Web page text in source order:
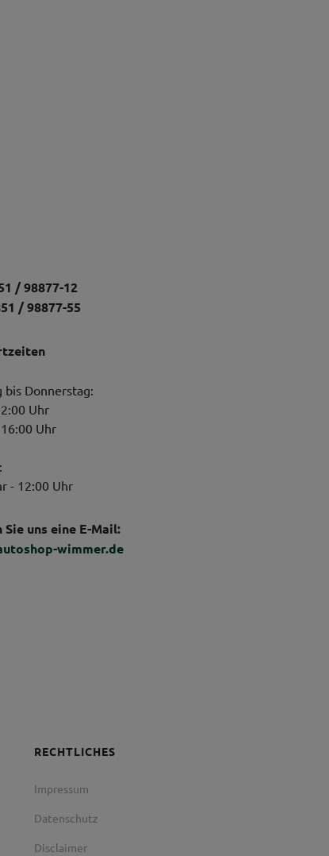
/ 98877-12
/ 98877-55
bis Donnerstag:
Uhr
Uhr
- 12:00 Uhr
Sie uns eine E-Mail:
wimmer.de
RECHTLICHES
Impressum
Datenschutz
Disclaimer